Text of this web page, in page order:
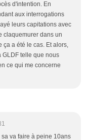
d'intention. En
aux interrogations
leurs capitations avec
claquemurer dans un
ça a été le cas. Et alors,
GLDF telle que nous
ce qui me concerne
va faire à peine 10ans